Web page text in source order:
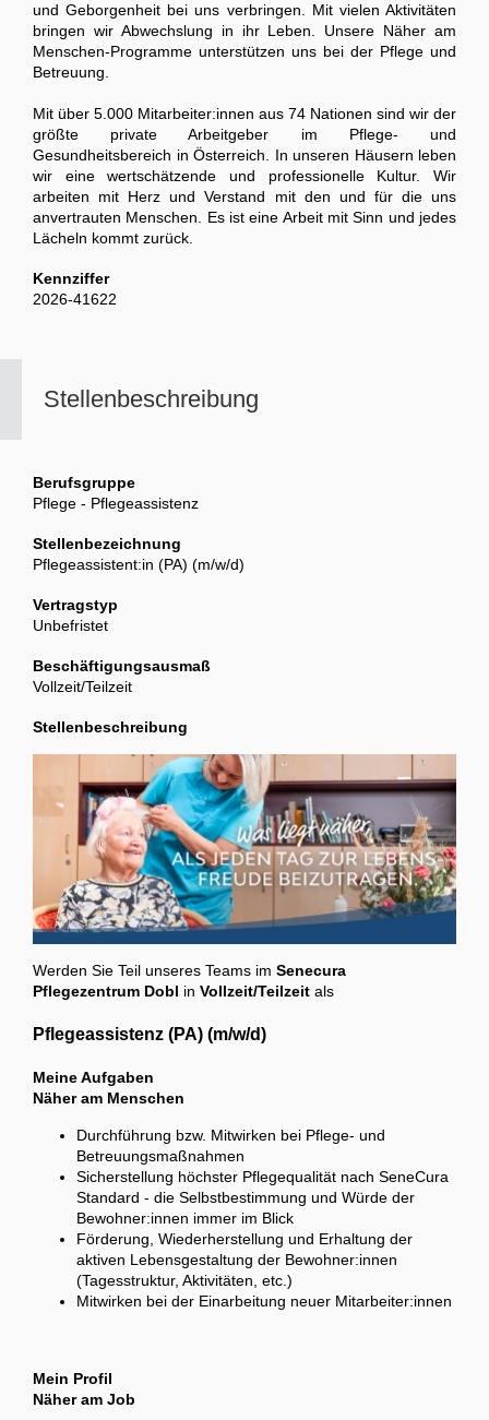
Stellenbeschreibung
Berufsgruppe
Pflege - Pflegeassistenz
Stellenbezeichnung
Pflegeassistent:in (PA) (m/w/d)
Vertragstyp
Unbefristet
Beschäftigungsausmaß
Vollzeit/Teilzeit
Stellenbeschreibung
Werden Sie Teil unseres Teams im Senecura
Pflegezentrum Dobl in Vollzeit/Teilzeit als
Pflegeassistenz (PA) (m/w/d)
Meine Aufgaben
Näher am Menschen
Durchführung bzw. Mitwirken bei Pflege- und
Betreuungsmaßnahmen
Sicherstellung höchster Pflegequalität nach SeneCura
Standard - die Selbstbestimmung und Würde der
Bewohner:innen immer im Blick
Förderung, Wiederherstellung und Erhaltung der
aktiven Lebensgestaltung der Bewohner:innen
(Tagesstruktur, Aktivitäten, etc.)
Mitwirken bei der Einarbeitung neuer Mitarbeiter:innen
Mein Profil
Näher am Job
und Geborgenheit bei uns verbringen. Mit vielen Aktivitäten
bringen wir Abwechslung in ihr Leben. Unsere Näher am
Menschen-Programme unterstützen uns bei der Pflege und
Betreuung.
Mit über 5.000 Mitarbeiter:innen aus 74 Nationen sind wir der
größte private Arbeitgeber im Pflege- und
Gesundheitsbereich in Österreich. In unseren Häusern leben
wir eine wertschätzende und professionelle Kultur. Wir
arbeiten mit Herz und Verstand mit den und für die uns
anvertrauten Menschen. Es ist eine Arbeit mit Sinn und jedes
Lächeln kommt zurück.
Kennziffer
2026-41622